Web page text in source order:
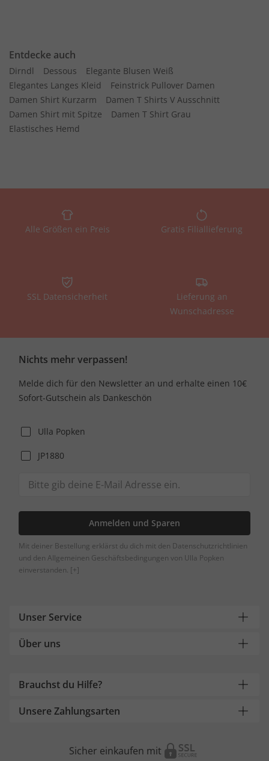
Entdecke auch
Dirndl Dessous
Elegante Blusen Weiß
Elegantes Langes Kleid
Feinstrick Pullover Damen
Damen Shirt Kurzarm
Damen T Shirts V Ausschnitt
Damen Shirt mit Spitze
Damen T Shirt Grau
Elastisches Hemd
Alle Größen ein Preis Gratis Filiallieferung
SSL Datensicherheit
Lieferung an
Wunschadresse
Nichts mehr verpassen!
Melde dich für den Newsletter an und erhalte einen 10€
Sofort-Gutschein als Dankeschön
Ulla Popken
JP1880
Anmelden und Sparen
Mit deiner Bestellung erklärst du dich mit den Datenschutzrichtlinien
und den Allgemeinen Geschäftsbedingungen von Ulla Popken
einverstanden. [+]
Unser Service
Über uns
Brauchst du Hilfe?
Unsere Zahlungsarten
Sicher einkaufen mit